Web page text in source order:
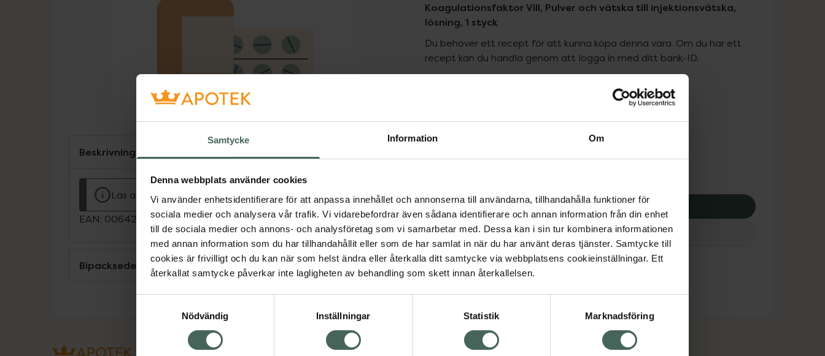
Samtycke Information Om
Denna webbplats använder cookies
Vi använder enhetsidentifierare för att anpassa innehållet och annonserna till användarna, tillhandahålla funktioner för
sociala medier och analysera vår trafik. Vi vidarebefordrar även sådana identifierare och annan information från din enhet
till de sociala medier och annons- och analysföretag som vi samarbetar med. Dessa kan i sin tur kombinera informationen
med annan information som du har tillhandahållit eller som de har samlat in när du har använt deras tjänster. Samtycke till
cookies är frivilligt och du kan när som helst ändra eller återkalla ditt samtycke via webbplatsens cookieinställningar. Ett
återkallat samtycke påverkar inte lagligheten av behandling som skett innan återkallelsen.
Nödvändig
Inställningar Statistik Marknadsföring
Koagulationsfaktor VIII, Pulver och vätska till injektionsvätska,
lösning, 1 styck
Du behöver ett recept för att kunna köpa denna vara. Om du har ett
recept kan du handla genom att logga in med ditt bank-ID.
Pris med recept
11710,19 kr
Köp via ditt recept
Aktuella erbjudanden
Beskrivning
Läs alltid bipacksedeln innan användning.
EAN: 00642621027938
Bipacksedel från FASS Visa
Om recept och läkemedel